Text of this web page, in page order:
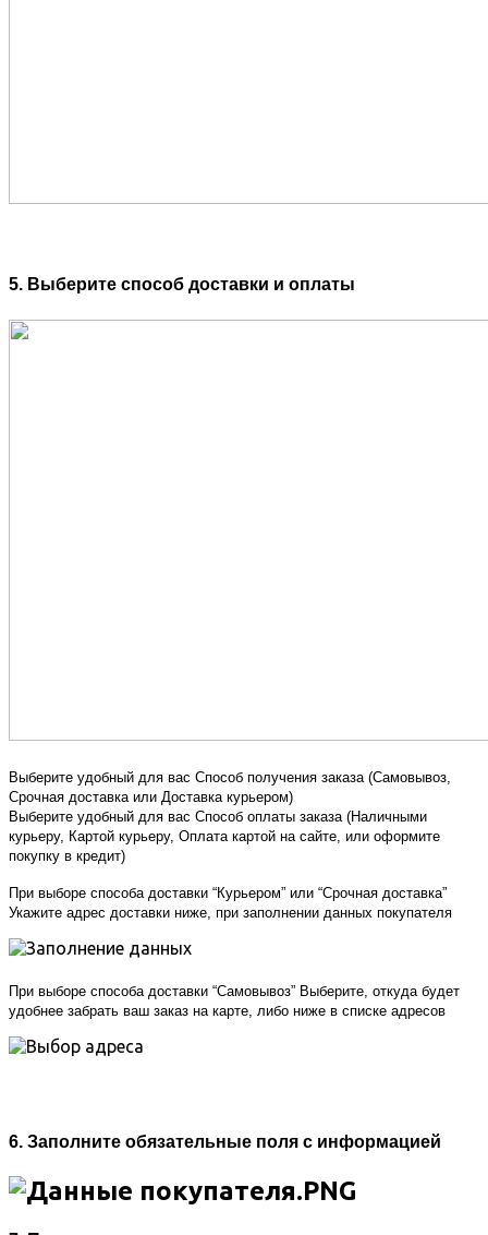
5. Выберите способ доставки и оплаты
Выберите удобный для вас Способ получения заказа (Самовывоз,
Срочная доставка или Доставка курьером)
Выберите удобный для вас Способ оплаты заказа (Наличными
курьеру, Картой курьеру, Оплата картой на сайте, или оформите
покупку в кредит)
При выборе способа доставки “Курьером” или “Срочная доставка”
Укажите адрес доставки ниже, при заполнении данных покупателя
При выборе способа доставки “Самовывоз” Выберите, откуда будет
удобнее забрать ваш заказ на карте, либо ниже в списке адресов
6. Заполните обязательные поля с информацией